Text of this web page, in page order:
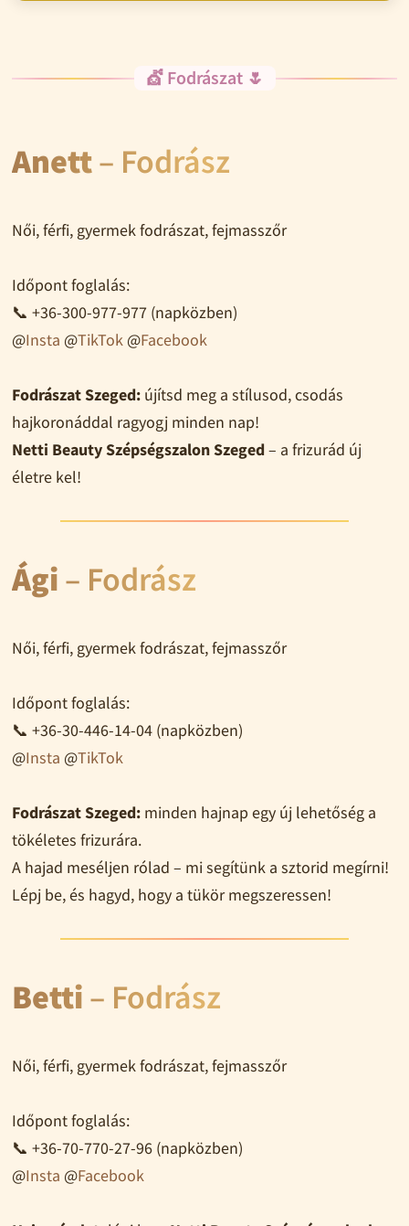
💇 Fodrászat 🌷
Anett– Fodrász
Női, férfi, gyermek fodrászat, fejmasszőr
Időpont foglalás:
📞 +36-300-977-977 (napközben)
@Insta @TikTok@Facebook
Fodrászat Szeged: újítsd meg a stílusod, csodás
hajkoronáddal ragyogj minden nap!
Netti Beauty Szépségszalon Szeged– a frizurád új
életre kel!
Ági – Fodrász
Női, férfi, gyermek fodrászat, fejmasszőr
Időpont foglalás:
📞 +36-30-446-14-04 (napközben)
@Insta @TikTok
Fodrászat Szeged:minden hajnap egy új lehetőség a
tökéletes frizurára.
A hajad meséljen rólad – mi segítünk a sztorid megírni!
Lépj be, és hagyd, hogy a tükör megszeressen!
Betti – Fodrász
Női, férfi, gyermek fodrászat, fejmasszőr
Időpont foglalás:
📞 +36-70-770-27-96 (napközben)
@Insta @Facebook